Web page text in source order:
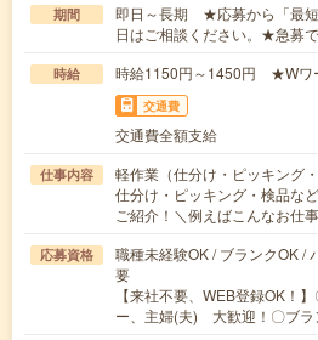
期間
即日～長期 ★応募から「最短
日はご相談ください。★急募で
時給 時給1150円～1450円 ★Wワ
交通費
交通費全額支給
仕事内容
軽作業（仕分け・ピッキング
仕分け・ピッキング・検品な
ご紹介！＼例えばこんなお仕
応募資格
職種未経験OK / ブランクOK /
要
【来社不要、WEB登録OK！
ー、主婦(夫) 大歓迎！〇ブ